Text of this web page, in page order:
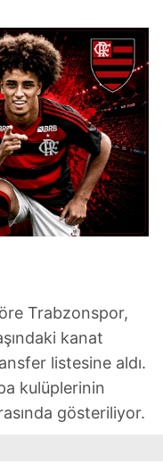
Trabzonspor,
kanat
listesine aldı.
kulüplerinin
gösteriliyor.